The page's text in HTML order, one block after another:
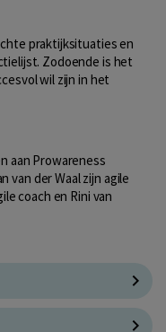
praktijksituaties en
Zodoende is het
wil zijn in het
aan Prowareness
van der Waal zijn agile
coach en Rini van